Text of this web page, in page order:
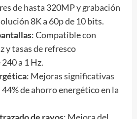
de hasta 320MP y grabación
8K a 60p de 10 bits.
: Compatible con
y tasas de refresco
a 1 Hz.
: Mejoras significativas
de ahorro energético en la